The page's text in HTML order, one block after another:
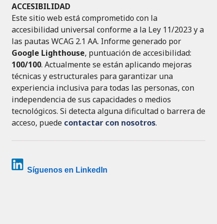
ACCESIBILIDAD
Este sitio web está comprometido con la
accesibilidad universal conforme a la Ley 11/2023 y a
las pautas WCAG 2.1 AA. Informe generado por
Google Lighthouse, puntuación de accesibilidad:
100/100. Actualmente se están aplicando mejoras
técnicas y estructurales para garantizar una
experiencia inclusiva para todas las personas, con
independencia de sus capacidades o medios
tecnológicos. Si detecta alguna dificultad o barrera de
acceso, puede contactar con nosotros.
Síguenos en LinkedIn